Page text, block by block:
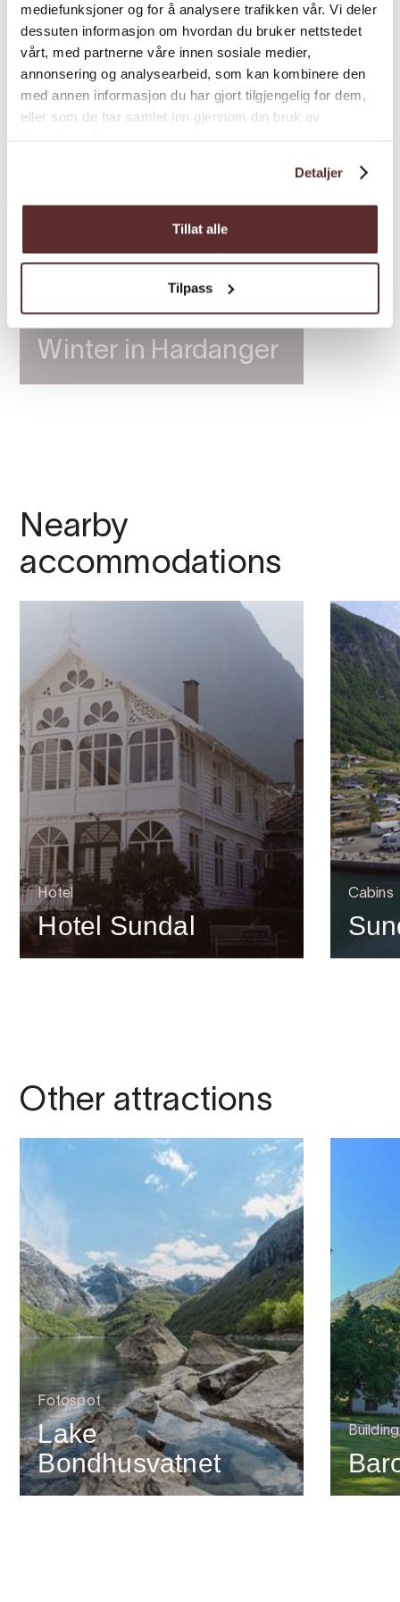
mediefunksjoner og for å analysere trafikken vår. Vi deler
dessuten informasjon om hvordan du bruker nettstedet
vårt, med partnerne våre innen sosiale medier,
annonsering og analysearbeid, som kan kombinere den
med annen informasjon du har gjort tilgjengelig for dem,
eller som de har samlet inn gjennom din bruk av
Detaljer
Tillat alle
Tilpass
Winter in Hardanger
Nearby
accommodations
Hotel
Hotel Sundal
Cabins
Other attractions
Fotospot
Lake
Bondhusvatnet